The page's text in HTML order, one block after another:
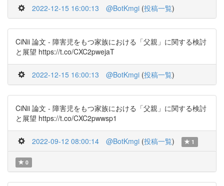
2022-12-15 16:00:13 @BotKmgi (投稿一覧)
CiNii 論文 - 障害児をもつ家族における「父親」に関する検討
と展望 https://t.co/CXC2pwejaT
2022-12-15 16:00:13 @BotKmgi (投稿一覧)
CiNii 論文 - 障害児をもつ家族における「父親」に関する検討
と展望 https://t.co/CXC2pwwsp1
2022-09-12 08:00:14 @BotKmgi (投稿一覧) 1
0